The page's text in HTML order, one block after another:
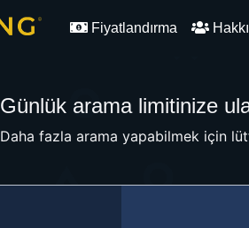
Fiyatlandırma
Günlük arama limitinize
Daha fazla arama yapabilmek için